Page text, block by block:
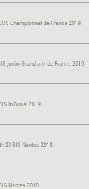
Championnat de France 2019.
junior Grand prix de France 2019.
in Douai 2019.
2XBIS Nantes 2018.
Nantes 2018.